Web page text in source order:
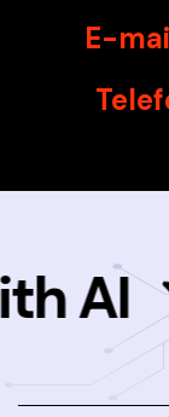
E-
AI